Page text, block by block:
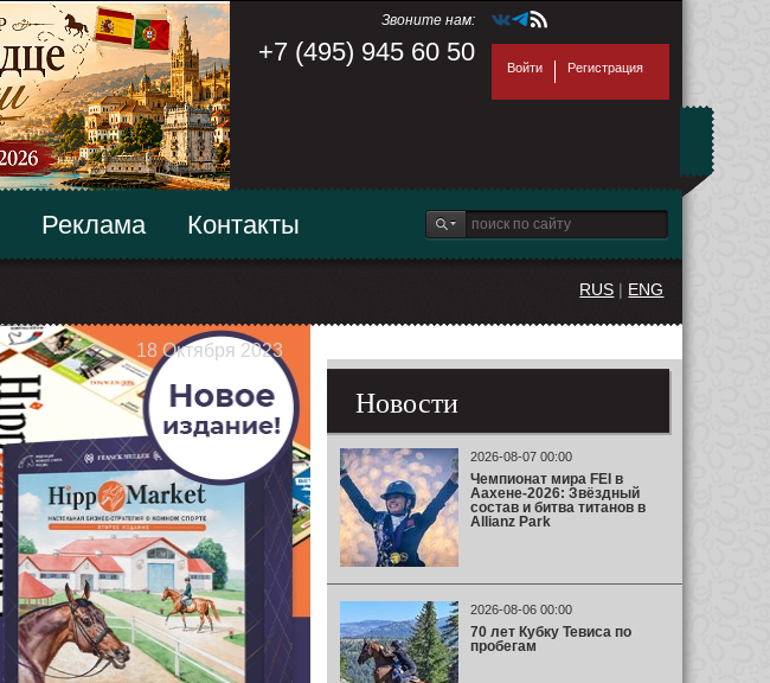
Звоните нам:
+7 (495) 945 60 50
Войти Регистрация
Реклама Контакты
RUS | ENG
18 Октября 2023
Новости
2026-08-07 00:00
Чемпионат мира FEI в
Аахене-2026: Звёздный
состав и битва титанов в
Allianz Park
2026-08-06 00:00
70 лет Кубку Тевиса по
пробегам